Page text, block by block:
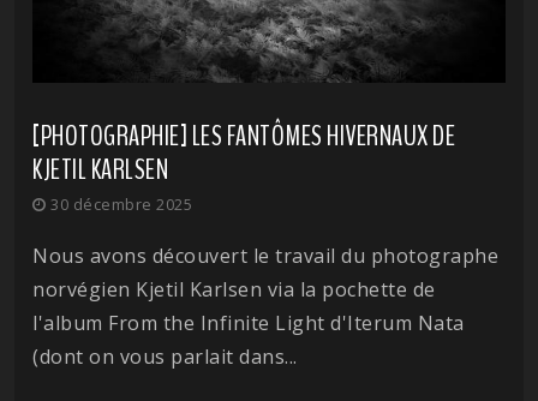
[PHOTOGRAPHIE] LES FANTÔMES HIVERNAUX DE
KJETIL KARLSEN
30 décembre 2025
Nous avons découvert le travail du photographe
norvégien Kjetil Karlsen via la pochette de
l'album From the Infinite Light d'Iterum Nata
(dont on vous parlait dans...